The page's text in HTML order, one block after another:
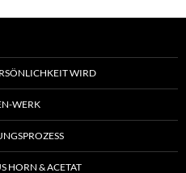
WIRD
WERK
HORN & ACETAT